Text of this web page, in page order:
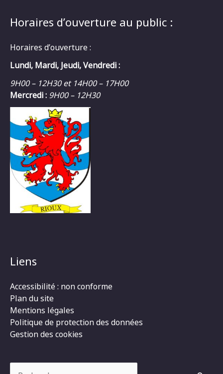
Horaires d’ouverture au public :
Horaires d’ouverture :
Lundi, Mardi, Jeudi, Vendredi :
9H00 – 12H30 et 14H00 – 17H00
Mercredi : 9H00 – 12H30
Liens
Accessibilité : non conforme
Plan du site
Mentions légales
Politique de protection des données
Gestion des cookies